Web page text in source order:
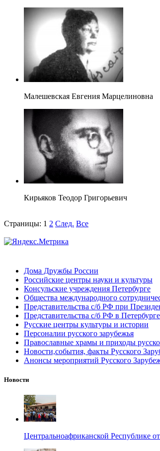
Малешевская Евгения Марцелиновна
Кирьяков Теодор Григорьевич
Страницы: 1 2 След. Все
Дома Дружбы России
Российские центры науки и культуры
Консульские учреждения Петербурге
Общества международного
Представительства с/б РФ при
Представительства с/б РФ в Петербурге
Русские центры культуры и истории
Персоналии русского зарубежья
Православные храмы и приходы
Новости,события, факты Русского
Анонсы мероприятий Русского
Новости
Центральноафриканской Республике